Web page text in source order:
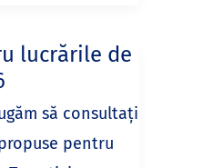
lucrările de
să consultați
pentru